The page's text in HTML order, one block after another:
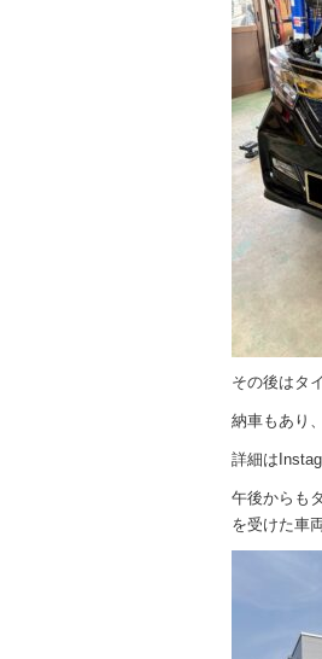
その後はタ
納車もあり
詳細は
午後からも
を受けた車